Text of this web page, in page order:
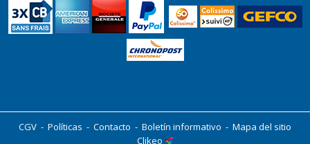
CGV - Políticas - Contacto - Boletín informativo - Mapa del sitio
Clikeo